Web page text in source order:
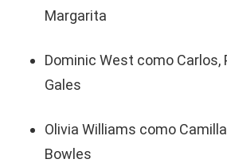
Margarita
Dominic West como Carlos,
Gales
Olivia Williams como
Bowles